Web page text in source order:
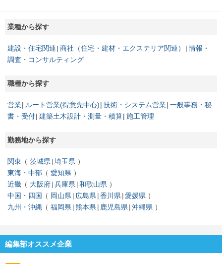
業種から探す
建設・住宅関連 商社（住宅・建材・エクステリア関連）
情報・
調査・コンサルティング
職種から探す
営業 ルート営業(得意先中心) 技術・システム営業 一般事務・秘
書・受付 建築土木設計・測量・積算 施工管理
勤務地から探す
関東 茨城県 埼玉県
東海・中部
愛知県
近畿
大阪府 兵庫県 和歌山県
中国・四国
岡山県 広島県 香川県 愛媛県
九州・沖縄
福岡県 熊本県 鹿児島県 沖縄県
編集部オススメ企業